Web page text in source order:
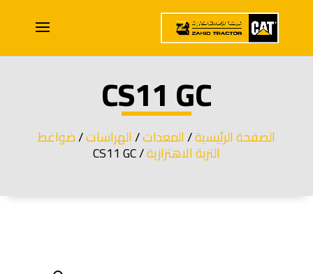
CS11 GC
الصفحة الرئيسية/المعدات/الهراسات/ضواغط
التربة الاهتزازية/ CS11 GC